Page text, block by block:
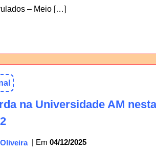
– Meio […]
na Universidade AM nesta
04/12/2025